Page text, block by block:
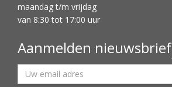
maandag t/m vrijdag
van 8:30 tot 17:00 uur
Aanmelden nieuwsbrief